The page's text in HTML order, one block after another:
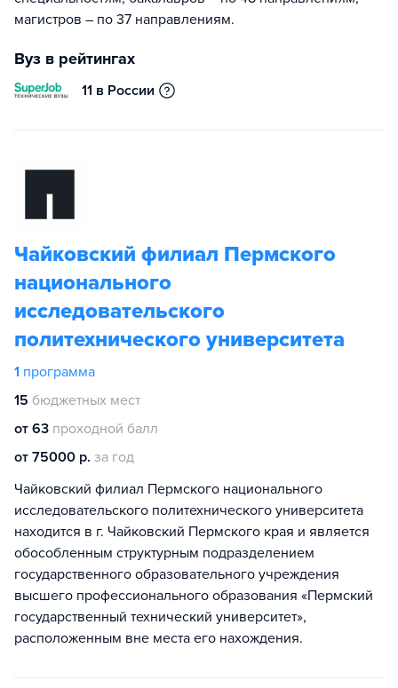
магистров – по 37 направлениям.
Вуз в рейтингах
11 в России
Чайковский филиал Пермского
национального
исследовательского
политехнического университета
1 программа
15 бюджетных мест
от 63 проходной балл
от 75000 р. за год
Чайковский филиал Пермского национального
исследовательского политехнического университета
находится в г. Чайковский Пермского края и является
обособленным структурным подразделением
государственного образовательного учреждения
высшего профессионального образования «Пермский
государственный технический университет»,
расположенным вне места его нахождения.